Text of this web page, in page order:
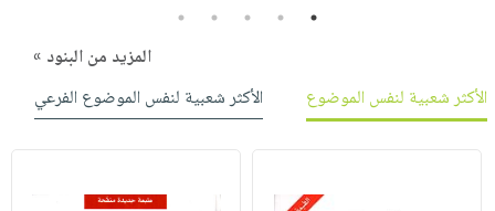
1
2
3
4
5
المزيد من البنود »
الأكثر شعبية لنفس الموضوع
الأكثر شعبية لنفس الموضوع الفرعي